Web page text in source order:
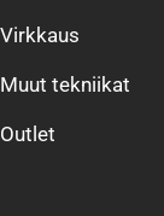
Virkkaus
Muut tekniikat
Outlet